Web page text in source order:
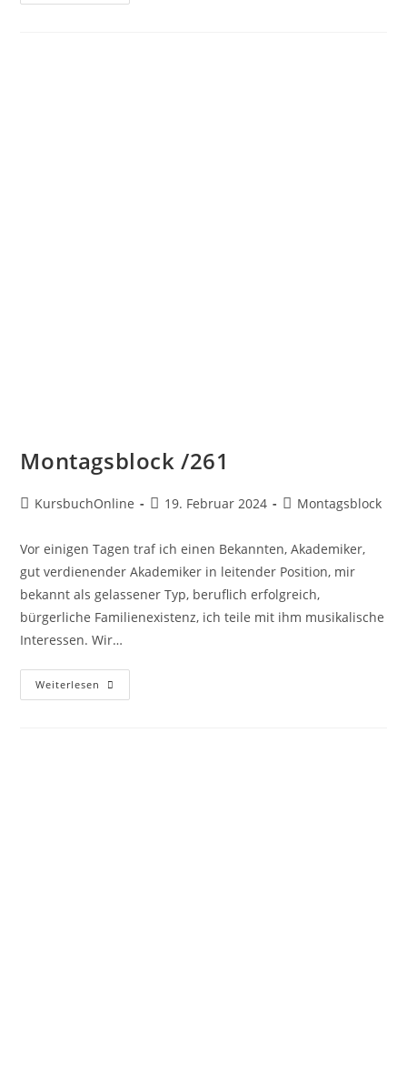
Montagsblock /261
KursbuchOnline 19. Februar 2024 Montagsblock
Vor einigen Tagen traf ich einen Bekannten, Akademiker,
gut verdienender Akademiker in leitender Position, mir
bekannt als gelassener Typ, beruflich erfolgreich,
bürgerliche Familienexistenz, ich teile mit ihm musikalische
Interessen. Wir…
Weiterlesen